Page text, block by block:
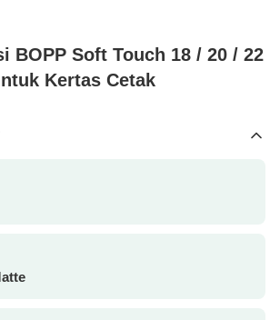
BOPP Soft Touch 18 / 20 / 22
Kertas Cetak